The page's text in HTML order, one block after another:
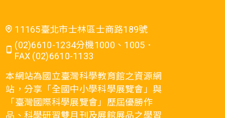
11165臺北市士林區士商路189號
(02)6610-1234分機1000、1005．
FAX (02)6610-1133
本網站為國立臺灣科學教育館之資源網
站，分享「全國中小學科學展覽會」與
「臺灣國際科學展覽會」歷屆優勝作
品、科學研習雙月刊及展館展品之學習